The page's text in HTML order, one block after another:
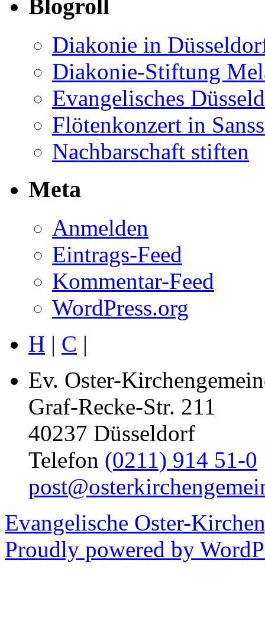
Blogroll
Diakonie in
Diakonie-Stiftung
Evangelisches
Flötenkonzert in
Nachbarschaft stiften
Meta
Anmelden
Eintrags-Feed
Kommentar-Feed
WordPress.org
H | C |
Ev. Oster-
Graf-Recke-Str. 211
40237 Düsseldorf
Telefon (0211) 914 51-0
Evangelische Oster-
Proudly powered by